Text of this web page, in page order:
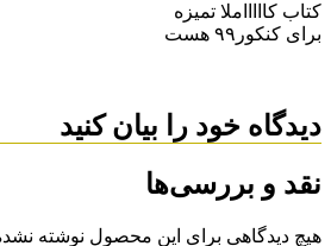
کتاب کاااااملا تمیزه
برای کنکور۹۹ هست
دیدگاه خود را بیان کنید
نقد و بررسی‌ها
هیچ دیدگاهی برای این محصول نوشته